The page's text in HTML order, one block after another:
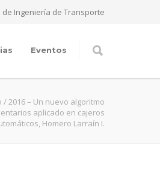
de Ingeniería de Transporte
Eventos
/2016 – Un nuevo algoritmo
aplicado en cajeros
Homero Larraín I.